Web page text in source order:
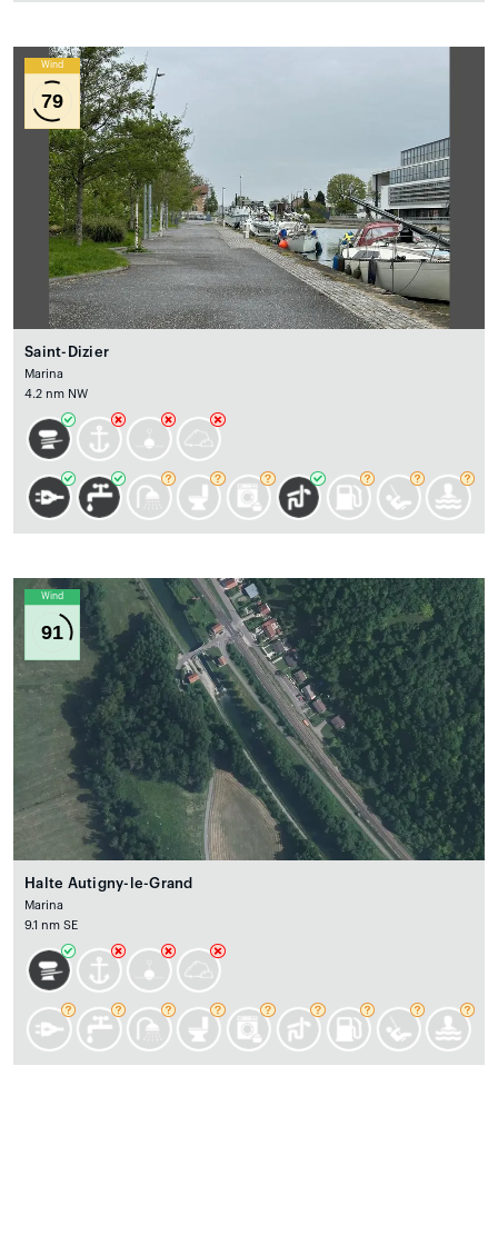
Wind
79
Saint-Dizier
Marina
4.2 nm NW
Wind
91
Halte Autigny-le-Grand
Marina
9.1 nm SE